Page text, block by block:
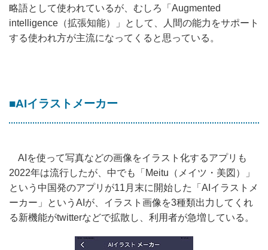
略語として使われているが、むしろ「Augmented
intelligence（拡張知能）」として、人間の能力をサポート
する使われ方が主流になってくると思っている。
■AIイラストメーカー
AIを使って写真などの画像をイラスト化するアプリも
2022年は流行したが、中でも「Meitu（メイツ・美図）」
という中国発のアプリが11月末に開始した「AIイラストメ
ーカー」というAIが、イラスト画像を3種類出力してくれ
る新機能がtwitterなどで拡散し、利用者が急増している。